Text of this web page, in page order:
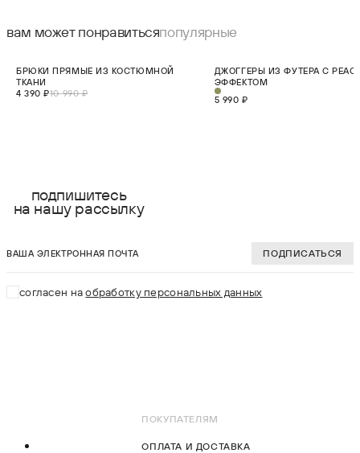
вам может понравитьсяпопулярные
НОВИНКА
S
БРЮКИ ПРЯМЫЕ ИЗ КОСТЮМНОЙ
ТКАНИ
4 390 ₽10 990 ₽
ДЖОГГЕРЫ ИЗ ФУТЕРА С
ЭФФЕКТОМ
5 990 ₽
подпишитесь
на нашу рассылку
ПОДПИСАТЬСЯ
согласен наобработку персональных данных
ПОКУПАТЕЛЯМ
ОПЛАТА И ДОСТАВКА